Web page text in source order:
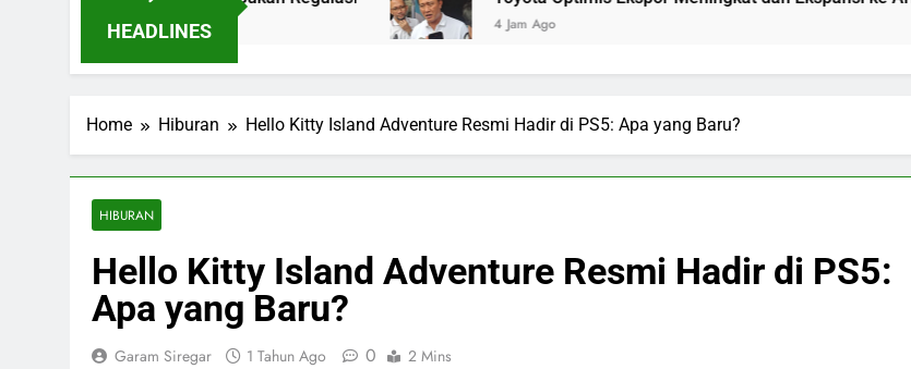
HEADLINES 4 Jam Ago
Home Hiburan Hello Kitty Island Adventure Resmi Hadir di PS5: Apa yang Baru?
HIBURAN
Hello Kitty Island Adventure Resmi Hadir di PS5:
Apa yang Baru?
Garam Siregar 1 Tahun Ago 0 2 Mins